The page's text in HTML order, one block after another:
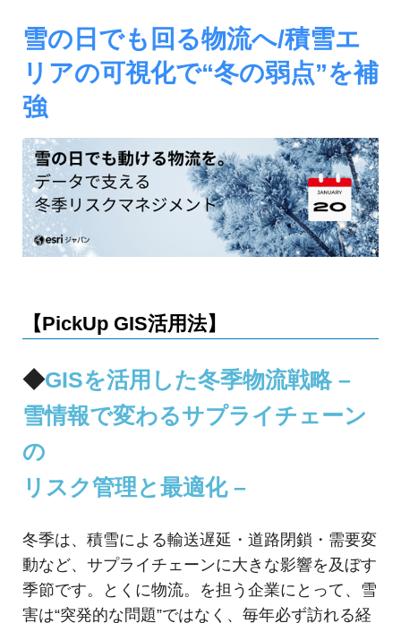
リ
ジ
ェ
ス・
位
置
情
の
た
GIS・
地
図
グ、
境
分
析、
SCM、
リ
ス
ク
対
策、
ジ
等
の
図
活
用
法
を
紹
雪の日でも回る物流へ/積雪エ
リアの可視化で“冬の弱点”を補
強
【PickUp GIS活用法】
◆GISを活用した冬季物流戦略 –
雪情報で変わるサプライチェーン
の
リスク管理と最適化 –
冬季は、積雪による輸送遅延・道路閉鎖・需要変
動など、サプライチェーンに大きな影響を及ぼす
季節です。とくに物流。を担う企業にとって、雪
害は“突発的な問題”ではなく、毎年必ず訪れる経